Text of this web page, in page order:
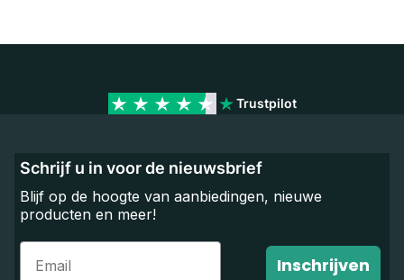
Trustpilot
Schrijf u in voor de nieuwsbrief
Blijf op de hoogte van aanbiedingen, nieuwe
producten en meer!
Email
Inschrijven